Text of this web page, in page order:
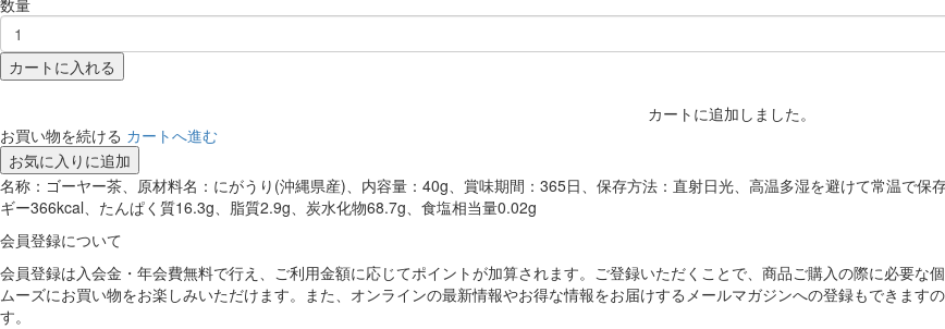
数量
カートに入れる
カートに追加しました。
お買い物を続ける カートへ進む
お気に入りに追加
名称：ゴーヤー茶、原材料名：にがうり(沖縄県産)、内容量：40g、賞味期間：365日、保存方法：直射日光、高温多湿を避けて常温で
ギー366kcal、たんぱく質16.3g、脂質2.9g、炭水化物68.7g、食塩相当量0.02g
会員登録について
会員登録は入会金・年会費無料で行え、ご利用金額に応じてポイントが加算されます。ご登録いただくことで、商品ご購入の際に必要な
ムーズにお買い物をお楽しみいただけます。また、オンラインの最新情報やお得な情報をお届けするメールマガジンへの登録もできます
す。